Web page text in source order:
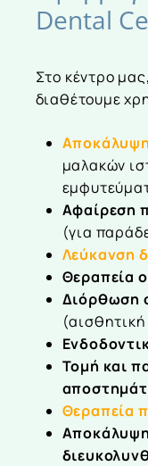
Dental
Στο κέντρο
διαθέτουμε
μαλακών
Αφαίρεση
(για
Λεύκανση
Θεραπεία
Διόρθωση
Τομή και
Θεραπεία